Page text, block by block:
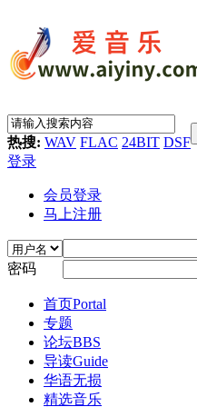
热搜: WAV FLAC 24BIT DSF
登录
会员登录
马上注册
密码
首页Portal
专题
论坛BBS
导读Guide
华语无损
精选音乐